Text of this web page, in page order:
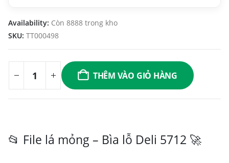
Availability: Còn 8888 trong kho
SKU: TT000498
THÊM VÀO GIỎ HÀNG
📂 File lá mỏng – Bìa lỗ Deli 5712 🚀